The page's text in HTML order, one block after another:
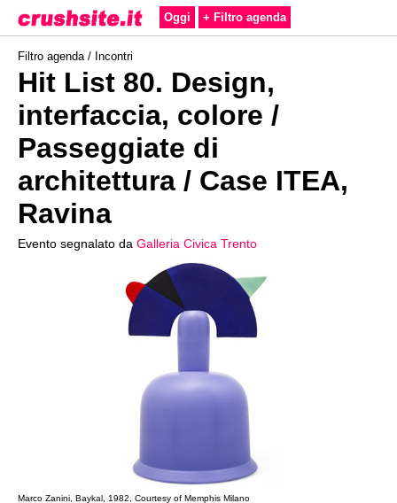
Oggi + Filtro agenda
Filtro agenda / Incontri
Hit List 80. Design,
interfaccia, colore /
Passeggiate di
architettura / Case ITEA,
Ravina
Evento segnalato da Galleria Civica Trento
Marco Zanini, Baykal, 1982, Courtesy of Memphis Milano